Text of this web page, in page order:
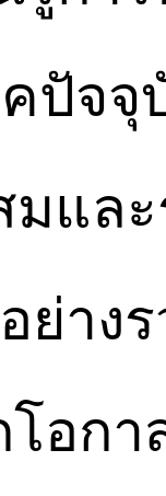
ปัจ
มแล
ย่าง
อกา